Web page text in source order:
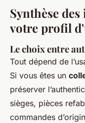
Synthèse
votre profil
Le choix entre
Tout dépend de
Si vous êtes un
préserver
sièges, pièces
commandes